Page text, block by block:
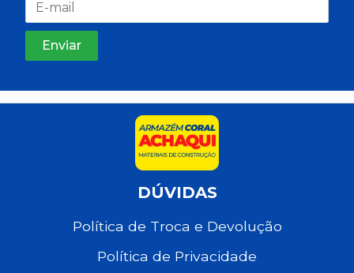
DÚVIDAS
Política de Troca e Devolução
Política de Privacidade